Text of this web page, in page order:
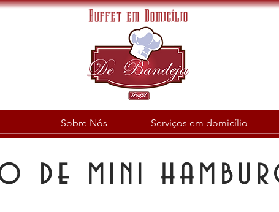
Buffet em Domicílio
Sobre Nós Serviços em domicílio
de mini